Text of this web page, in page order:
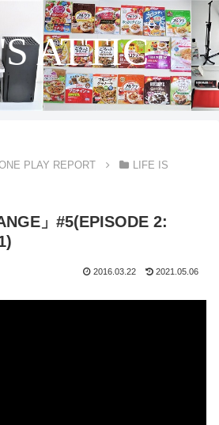
ATTIC
PLAY REPORT
LIFE IS
」#5(EPISODE 2:
2016.03.22 2021.05.06